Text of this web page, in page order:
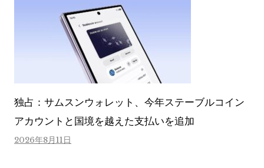
独占：サムスンウォレット、今年ステーブルコイン
アカウントと国境を越えた支払いを追加
2026年8月11日